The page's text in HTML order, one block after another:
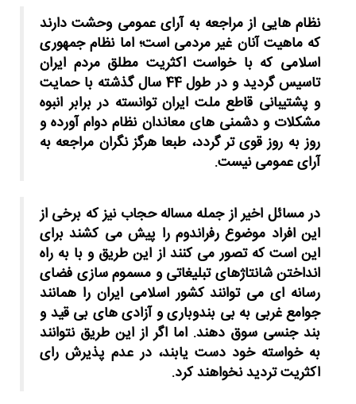
نظام هایی از مراجعه به آرای عمومی وحشت دارند
که ماهیت آنان غیر مردمی است؛ اما نظام جمهوری
اسلامی که با خواست اکثریت مطلق مردم ایران
تاسیس گردید و در طول 44 سال گذشته با حمایت
و پشتیبانی قاطع ملت ایران توانسته در برابر انبوه
مشکلات و دشمنی های معاندان نظام دوام آورده و
روز به روز قوی تر گردد، طبعا هرگز نگران مراجعه به
آرای عمومی نیست.
در مسائل اخیر از جمله مساله حجاب نیز که برخی از
این افراد موضوع رفراندوم را پیش می کشند برای
این است که تصور می کنند از این طریق و با به راه
انداختن شانتاژهای تبلیغاتی و مسموم سازی فضای
رسانه ای می توانند کشور اسلامی ایران را همانند
جوامع غربی به بی بندوباری و آزادی های بی قید و
بند جنسی سوق دهند. اما اگر از این طریق نتوانند
به خواسته خود دست یابند، در عدم پذیرش رای
اکثریت تردید نخواهند کرد.